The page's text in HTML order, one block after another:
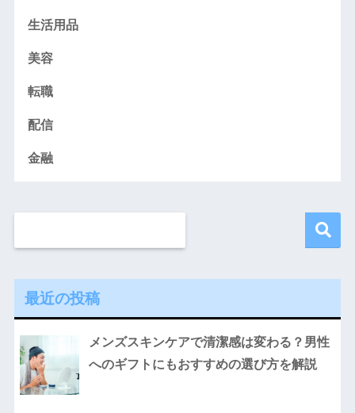
生活用品
美容
転職
配信
金融
最近の投稿
メンズスキンケアで清潔感は変わる？男性
へのギフトにもおすすめの選び方を解説